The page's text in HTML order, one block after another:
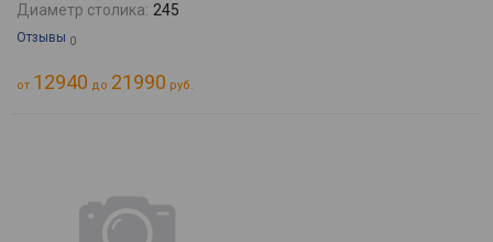
Диаметр столика: 245
Отзывы 0
от 12940 до 21990 руб.